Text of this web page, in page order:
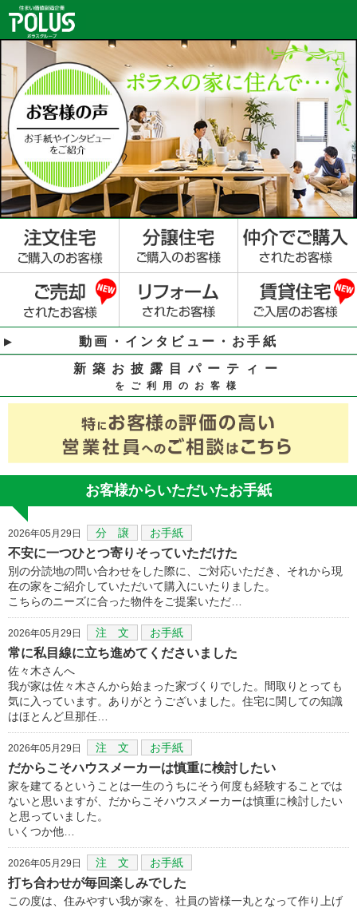
動画・インタビュー・お手紙
新築お披露目パーティー
をご利用のお客様
お客様からいただいたお手紙
2026年05月29日 分 譲 お手紙
不安に一つひとつ寄りそっていただけた
別の分読地の問い合わせをした際に、ご対応いただき、それから現
在の家をご紹介していただいて購入にいたりました。
こちらのニーズに合った物件をご提案いただ…
2026年05月29日 注 文 お手紙
常に私目線に立ち進めてくださいました
佐々木さんへ
我が家は佐々木さんから始まった家づくりでした。間取りとっても
気に入っています。ありがとうございました。住宅に関しての知識
はほとんど旦那任…
2026年05月29日 注 文 お手紙
だからこそハウスメーカーは慎重に検討したい
家を建てるということは一生のうちにそう何度も経験することでは
ないと思いますが、だからこそハウスメーカーは慎重に検討したい
と思っていました。
いくつか他…
2026年05月29日 注 文 お手紙
打ち合わせが毎回楽しみでした
この度は、住みやすい我が家を、社員の皆様一丸となって作り上げ